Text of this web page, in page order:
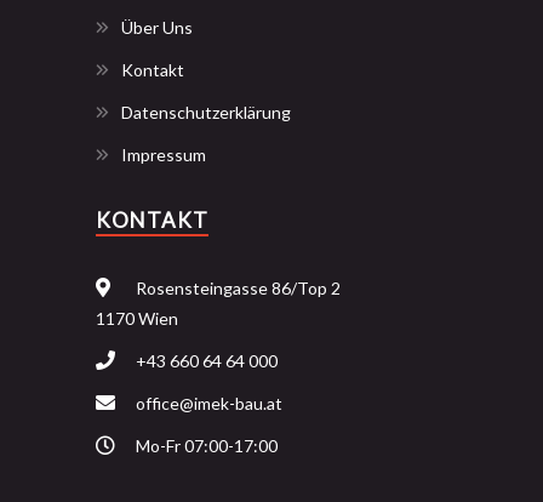
Über Uns
Kontakt
Datenschutzerklärung
Impressum
KONTAKT
Rosensteingasse 86/Top 2
1170 Wien
+43 660 64 64 000
office@imek-bau.at
Mo-Fr 07:00-17:00